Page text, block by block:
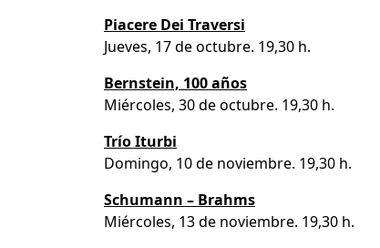
Piacere Dei Traversi
Jueves, 17 de octubre. 19,30 h.
Bernstein, 100 años
Miércoles, 30 de octubre. 19,30 h.
Trío Iturbi
Domingo, 10 de noviembre. 19,30 h.
Schumann – Brahms
Miércoles, 13 de noviembre. 19,30 h.